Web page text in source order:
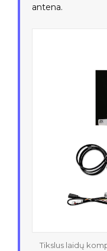
antena.
Tikslus laidų